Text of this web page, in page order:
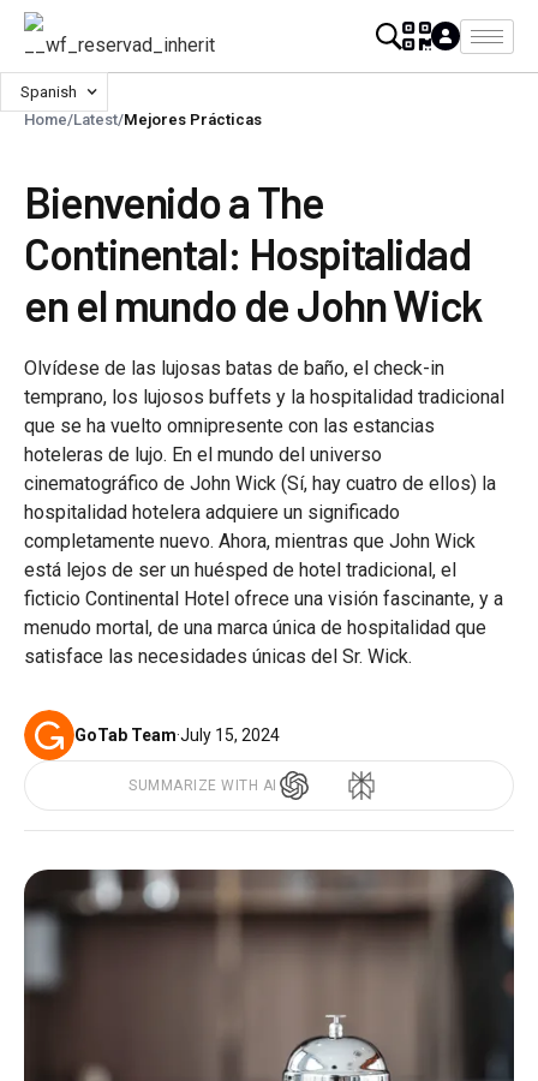
Spanish
Home/Latest/Mejores Prácticas
Bienvenido a The
Continental: Hospitalidad
en el mundo de John Wick
Olvídese de las lujosas batas de baño, el check-in
temprano, los lujosos buffets y la hospitalidad tradicional
que se ha vuelto omnipresente con las estancias
hoteleras de lujo. En el mundo del universo
cinematográfico de John Wick (Sí, hay cuatro de ellos) la
hospitalidad hotelera adquiere un significado
completamente nuevo. Ahora, mientras que John Wick
está lejos de ser un huésped de hotel tradicional, el
ficticio Continental Hotel ofrece una visión fascinante, y a
menudo mortal, de una marca única de hospitalidad que
satisface las necesidades únicas del Sr. Wick.
GoTab Team·July 15, 2024
SUMMARIZE WITH AI